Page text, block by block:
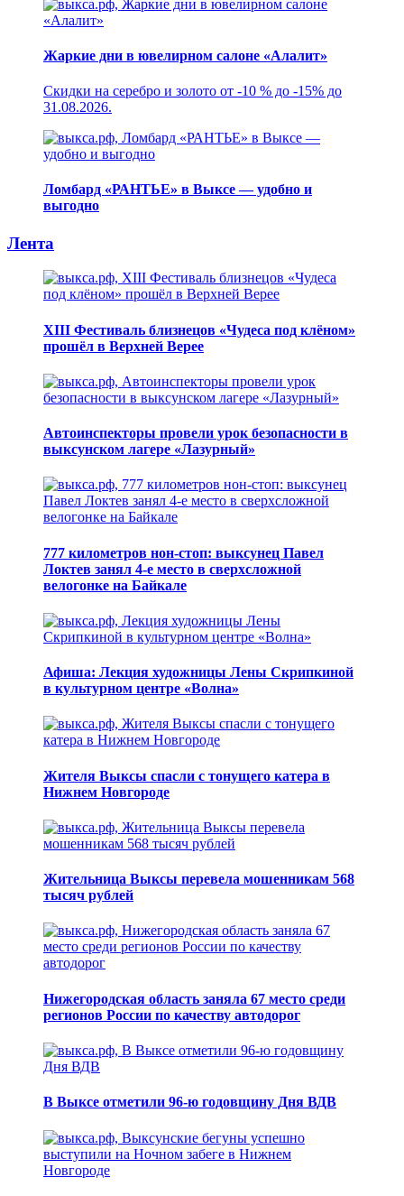
Жаркие дни в ювелирном салоне «Алалит»
Скидки на серебро и золото от -10 % до -15% до
31.08.2026.
Ломбард «РАНТЬЕ» в Выксе — удобно и
выгодно
Лента
XIII Фестиваль близнецов «Чудеса под клёном»
прошёл в Верхней Верее
Автоинспекторы провели урок безопасности в
выксунском лагере «Лазурный»
777 километров нон-стоп: выксунец Павел
Локтев занял 4-е место в сверхсложной
велогонке на Байкале
Афиша: Лекция художницы Лены Скрипкиной
в культурном центре «Волна»
Жителя Выксы спасли с тонущего катера в
Нижнем Новгороде
Жительница Выксы перевела мошенникам 568
тысяч рублей
Нижегородская область заняла 67 место среди
регионов России по качеству автодорог
В Выксе отметили 96-ю годовщину Дня ВДВ